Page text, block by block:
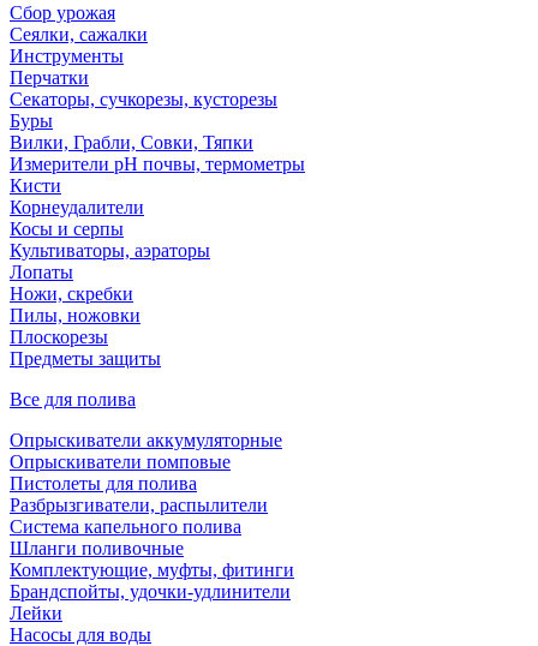
Сбор урожая
Сеялки, сажалки
Инструменты
Перчатки
Секаторы, сучкорезы, кусторезы
Буры
Вилки, Грабли, Совки, Тяпки
Измерители pH почвы, термометры
Кисти
Корнеудалители
Косы и серпы
Культиваторы, аэраторы
Лопаты
Ножи, скребки
Пилы, ножовки
Плоскорезы
Предметы защиты
Все для полива
Опрыскиватели аккумуляторные
Опрыскиватели помповые
Пистолеты для полива
Разбрызгиватели, распылители
Система капельного полива
Шланги поливочные
Комплектующие, муфты, фитинги
Брандспойты, удочки-удлинители
Лейки
Насосы для воды